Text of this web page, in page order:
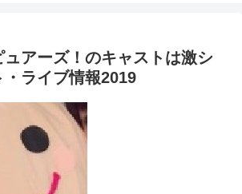
ュアーズ！のキャストは激シ
ライブ情報2019